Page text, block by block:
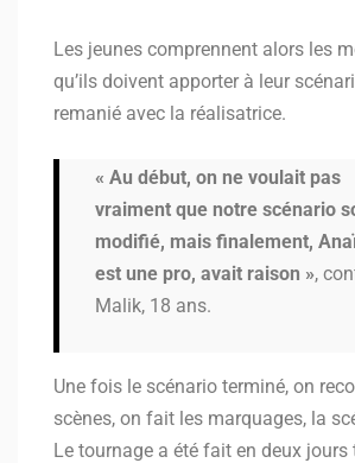
Les jeunes comprennent alors les
qu’ils doivent apporter à leur
remanié avec la réalisatrice.
« Au début, on ne voulait pas
vraiment que notre scénario
modifié, mais finalement,
est une pro, avait raison »,
Malik, 18 ans.
Une fois le scénario terminé, on
scènes, on fait les marquages, la
Le tournage a été fait en deux jours